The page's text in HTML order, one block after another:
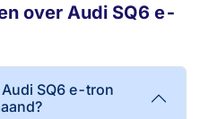
over Audi SQ6 e-
SQ6 e-tron